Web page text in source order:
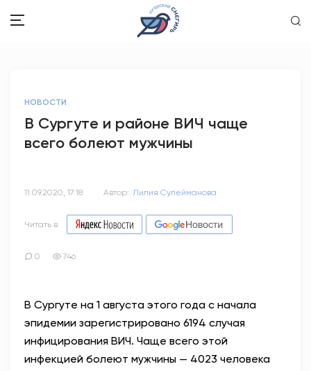
ОБРАЗОВАНИЕ
ЭТО У НАС СЕМЕЙНОЕ
АНТИТЕРРОР
НОВОСТИ
В Сургуте и районе ВИЧ чаще
всего болеют мужчины
11.09.2020, 17:18 Автор: Лилия Сулейманова
Читать в
0 746
В Сургуте на 1 августа этого года с начала
эпидемии зарегистрировано 6194 случая
инфицирования ВИЧ. Чаще всего этой
инфекцией болеют мужчины — 4023 человека